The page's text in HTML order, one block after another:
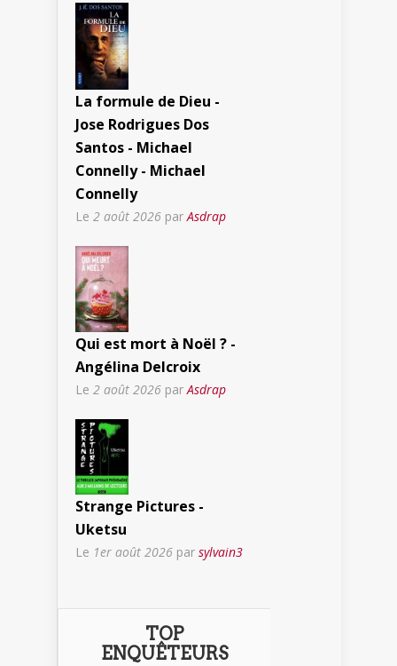
La formule de Dieu -
Jose Rodrigues Dos
Santos - Michael
Connelly - Michael
Connelly
Le 2 août 2026 parAsdrap
Qui est mort à Noël ? -
Angélina Delcroix
Le 2 août 2026 par Asdrap
Strange Pictures -
Uketsu
Le 1er août 2026 par sylvain3
TOP
ENQUÊTEURS